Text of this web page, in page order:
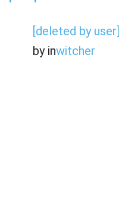
[deleted by user]
byinwitcher